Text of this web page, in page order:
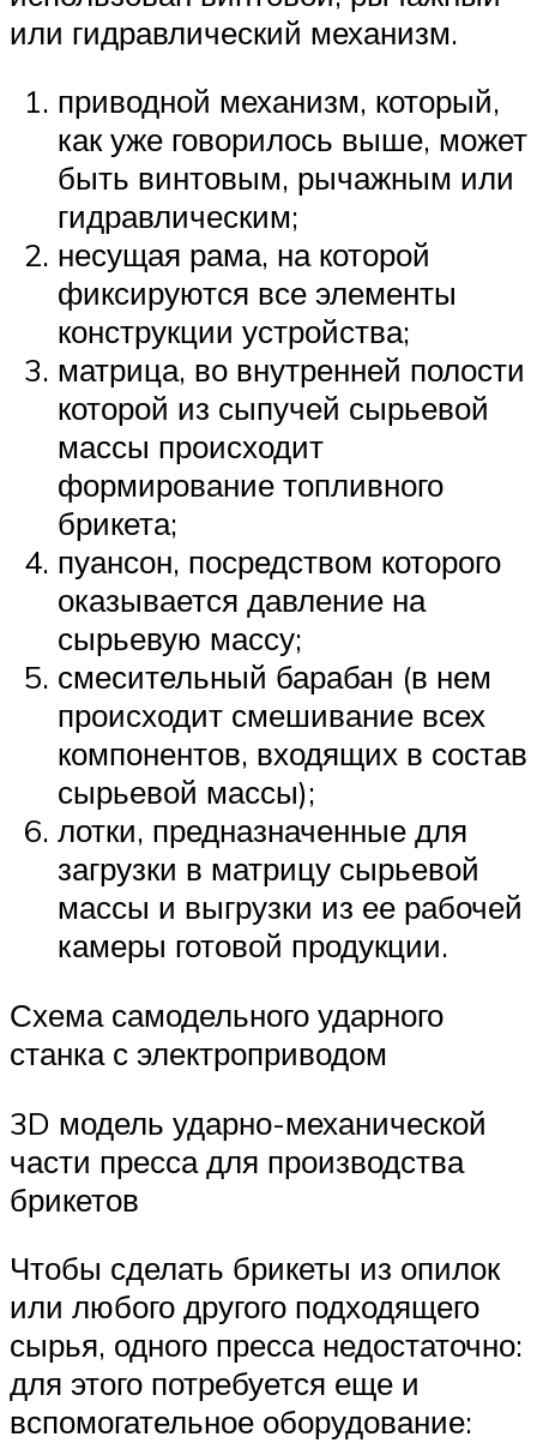
или гидравлический механизм.
приводной механизм, который,
как уже говорилось выше, может
быть винтовым, рычажным или
гидравлическим;
несущая рама, на которой
фиксируются все элементы
конструкции устройства;
матрица, во внутренней полости
которой из сыпучей сырьевой
массы происходит
формирование топливного
брикета;
пуансон, посредством которого
оказывается давление на
сырьевую массу;
смесительный барабан (в нем
происходит смешивание всех
компонентов, входящих в состав
сырьевой массы);
лотки, предназначенные для
загрузки в матрицу сырьевой
массы и выгрузки из ее рабочей
камеры готовой продукции.
Схема самодельного ударного
станка с электроприводом
3D модель ударно-механической
части пресса для производства
брикетов
Чтобы сделать брикеты из опилок
или любого другого подходящего
сырья, одного пресса недостаточно:
для этого потребуется еще и
вспомогательное оборудование: